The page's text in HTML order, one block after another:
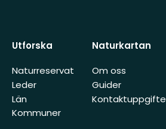
Utforska
Naturreservat
Leder
Län
Kommuner
Naturkartan
Om oss
Guider